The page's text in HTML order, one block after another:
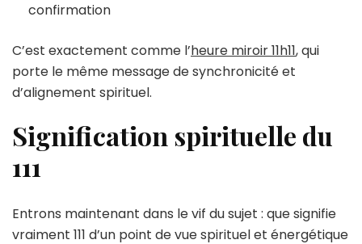
confirmation
C’est exactement comme l’heure miroir 11h11, qui
porte le même message de synchronicité et
d’alignement spirituel.
Signification spirituelle du
111
Entrons maintenant dans le vif du sujet : que signifie
vraiment 111 d’un point de vue spirituel et énergétique